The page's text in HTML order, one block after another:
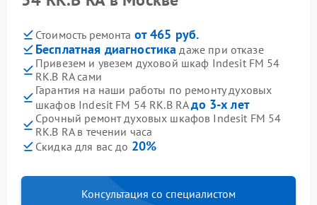
Стоимость ремонта от 465 руб.
Бесплатная диагностика даже при отказе
Привезем и увезем духовой шкаф Indesit FM 54
RK.B RA сами
Гарантия на наши работы по ремонту духовых
шкафов Indesit FM 54 RK.B RAдо 3-х лет
Срочный ремонт духовых шкафов Indesit FM 54
RK.B RA в течении часа
Скидка для вас до 20%
Консультация со специалистом